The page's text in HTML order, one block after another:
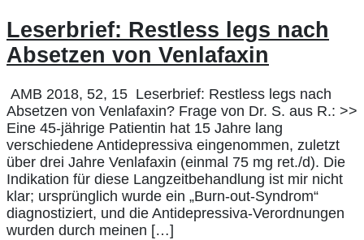
Leserbrief: Restless legs nach
Absetzen von Venlafaxin
AMB 2018, 52, 15 Leserbrief: Restless legs nach
Absetzen von Venlafaxin? Frage von Dr. S. aus R.: >>
Eine 45-jährige Patientin hat 15 Jahre lang
verschiedene Antidepressiva eingenommen, zuletzt
über drei Jahre Venlafaxin (einmal 75 mg ret./d). Die
Indikation für diese Langzeitbehandlung ist mir nicht
klar; ursprünglich wurde ein „Burn-out-Syndrom“
diagnostiziert, und die Antidepressiva-Verordnungen
wurden durch meinen […]